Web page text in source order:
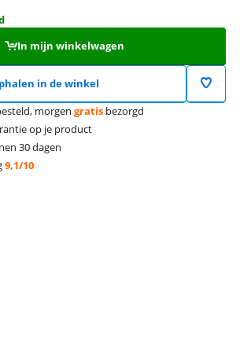
In mijn winkelwagen
in de winkel
morgengratis bezorgd
op je product
30 dagen
9,1/10